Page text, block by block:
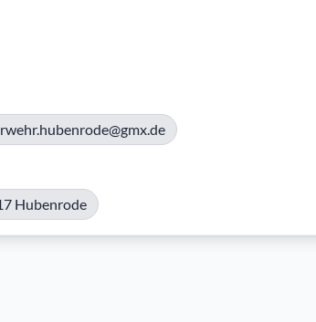
Hubenrode